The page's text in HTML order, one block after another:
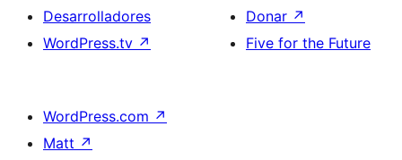
Desarrolladores
WordPress.tv ↗
Donar ↗
Five for the Future
WordPress.com ↗
Matt ↗